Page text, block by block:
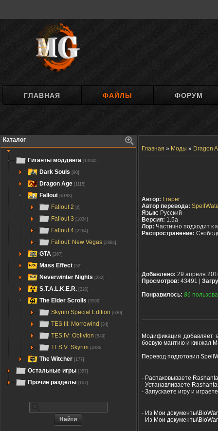
ГЛАВНАЯ ФАЙЛЫ ФОРУМ
Каталог
Гиганты моддинга [13940]
Dark Souls [90]
Dragon Age [1115]
Fallout [6188]
Fallout 2 [6]
Fallout 3 [1034]
Fallout 4 [2264]
Fallout: New Vegas [2884]
GTA [267]
Mass Effect [52]
Neverwinter Nights [232]
S.T.A.L.K.E.R. [220]
The Elder Scrolls [5599]
Skyrim Special Edition [630]
TES III: Morrowind [34]
TES IV: Oblivion [549]
TES V: Skyrim [4386]
The Witcher [177]
Остальные игры [357]
Прочие разделы [167]
Главная » Моды » Dragon
Автор: Fraper
Автор перевода:
Язык: Русский
Версия: 1.5a
Лор: Частично подходит к
Распространение:
Добавлено: 29 апреля
Просмотров: 43491 |
Понравилось: 86
Модификация добавляет
боевую мантию и кинжал
Перевод подготовил
- Распаковываете
- Устанавливаете
- Запускаете игру и
- Из Мои
- Из Мои